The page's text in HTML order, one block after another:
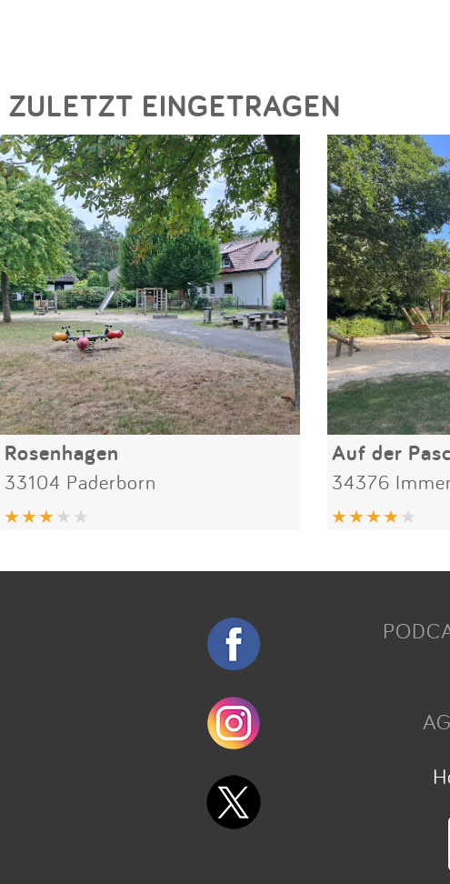
ZULETZT EINGETRAGEN
Rosenhagen
33104 Paderborn
Auf der
34376